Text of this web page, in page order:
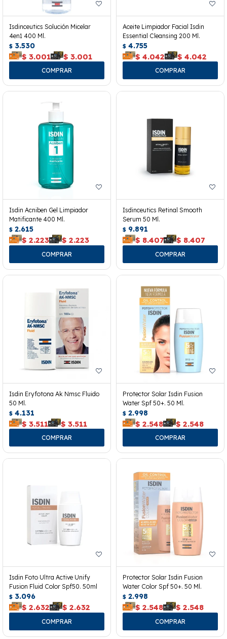
Isdinceutics Solución Micelar
4en1 400 Ml.
$ 3.530
$ 3.001 $ 3.001
Aceite Limpiador Facial Isdin
Essential Cleansing 200 Ml.
$ 4.755
$ 4.042 $ 4.042
Isdin Acniben Gel Limpiador
Matificante 400 Ml.
$ 2.615
$ 2.223 $ 2.223
Isdinceutics Retinal Smooth
Serum 50 Ml.
$ 9.891
$ 8.407 $ 8.407
Isdin Eryfotona Ak Nmsc Fluido
50 Ml.
$ 4.131
$ 3.511 $ 3.511
Protector Solar Isdin Fusion
Water Spf 50+. 50 Ml.
$ 2.998
$ 2.548 $ 2.548
Isdin Foto Ultra Active Unify
Fusion Fluid Color Spf50. 50ml
$ 3.096
$ 2.632 $ 2.632
Protector Solar Isdin Fusion
Water Color Spf 50+. 50 Ml.
$ 2.998
$ 2.548 $ 2.548